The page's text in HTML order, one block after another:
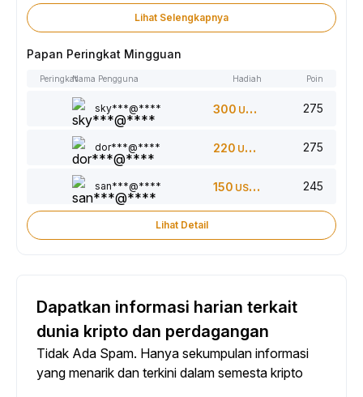
Lihat Selengkapnya
Papan Peringkat Mingguan
PeringkatNama Pengguna Hadiah Poin
sky***@**** 300 USDT 275
dor***@**** 220 USDT 275
san***@**** 150 USDT 245
Lihat Detail
Dapatkan informasi harian terkait
dunia kripto dan perdagangan
Tidak Ada Spam. Hanya sekumpulan informasi
yang menarik dan terkini dalam semesta kripto